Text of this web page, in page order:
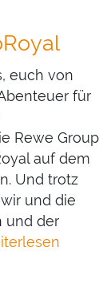
euch von
für
Rewe Group
auf dem
Und trotz
und die
und der